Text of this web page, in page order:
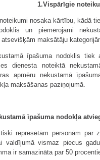
1.Vispārīgie
nosaka kārtību, kādā
un piemērojami
maksātāju
īpašuma nodoklis tiek
dienesta noteiktā
apmēru nekustamā
maksāšanas paziņojumā.
īpašuma nodokļa
represētām personām par
valdījumā vismaz piecus
ir samazināta par 50